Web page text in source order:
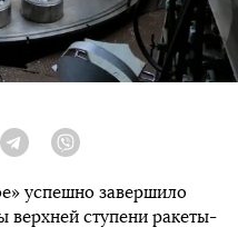
Telegram
успешно завершило
верхней ступени ракеты-